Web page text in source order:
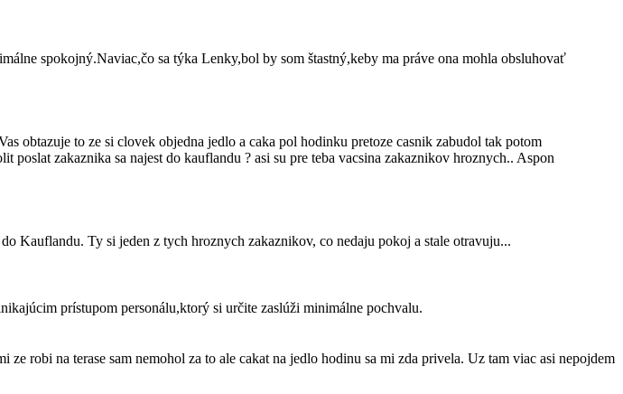
spokojný.Naviac,čo sa týka Lenky,bol by som štastný,keby ma práve ona mohla obsluhovať
obtazuje to ze si clovek objedna jedlo a caka pol hodinku pretoze casnik zabudol tak potom
zakaznika sa najest do kauflandu ? asi su pre teba vacsina zakaznikov hroznych.. Aspon
Kauflandu. Ty si jeden z tych hroznych zakaznikov, co nedaju pokoj a stale otravuju...
prístupom personálu,ktorý si určite zaslúži minimálne pochvalu.
robi na terase sam nemohol za to ale cakat na jedlo hodinu sa mi zda privela. Uz tam viac asi nepojdem